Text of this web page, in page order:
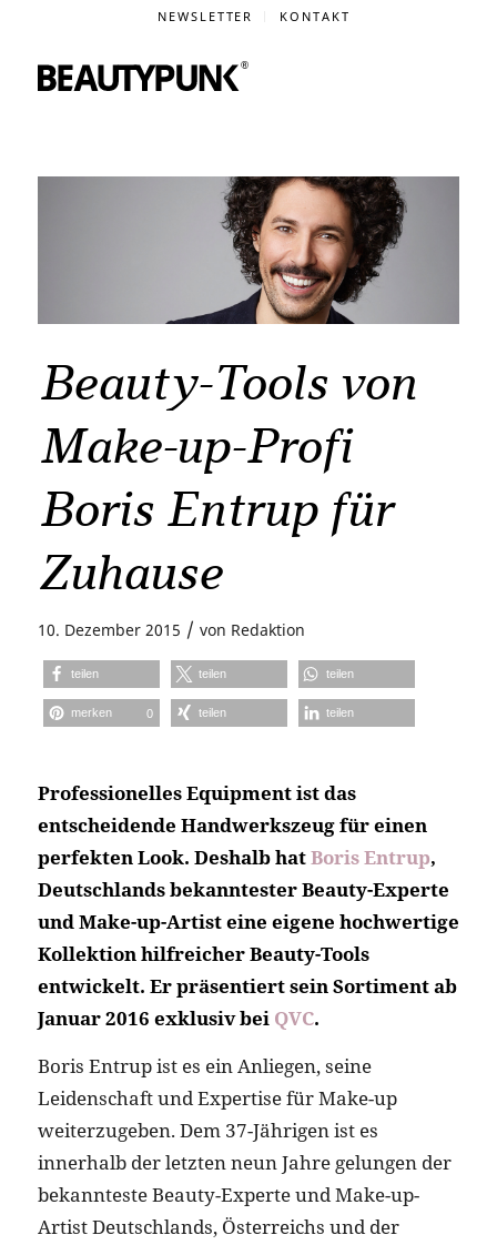
NEWSLETTER KONTAKT
Beauty-Tools von
Make-up-Profi
Boris Entrup für
Zuhause
10. Dezember 2015 / von Redaktion
teilen teilen teilen
merken 0 teilen teilen
Professionelles Equipment ist das
entscheidende Handwerkszeug für einen
perfekten Look. Deshalb hatBoris Entrup,
Deutschlands bekanntester Beauty-Experte
und Make-up-Artist eine eigene hochwertige
Kollektion hilfreicher Beauty-Tools
entwickelt. Er präsentiert sein Sortiment ab
Januar 2016 exklusiv bei QVC.
Boris Entrup ist es ein Anliegen, seine
Leidenschaft und Expertise für Make-up
weiterzugeben. Dem 37-Jährigen ist es
innerhalb der letzten neun Jahre gelungen der
bekannteste Beauty-Experte und Make-up-
Artist Deutschlands, Österreichs und der